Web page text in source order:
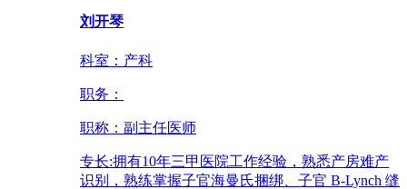
刘开琴
科室： 产科
职务：
职称： 副主任医师
专长:拥有10年三甲医院工作经验，熟悉产房难产
识别，熟练掌握子官海曼氏捆绑、子官 B-Lynch 缝